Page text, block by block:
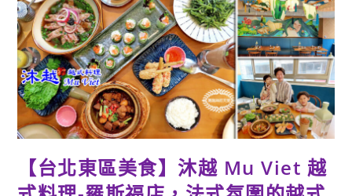
人
將
軍
官
邸
（陸
軍
聯
誼
廳）-
文
創、
古
與
美
食
的
【台北東區美食】沐越 Mu Viet 越